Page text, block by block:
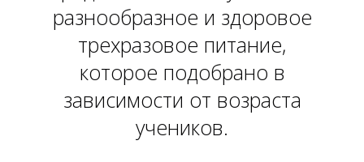
разнообразное и здоровое
трехразовое питание,
которое подобрано в
зависимости от возраста
учеников.